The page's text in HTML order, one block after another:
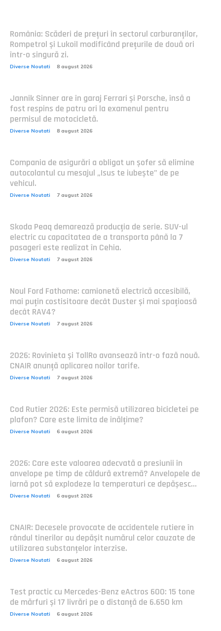
România: Scăderi de prețuri în sectorul carburanților,
Rompetrol și Lukoil modificând prețurile de două ori
într-o singură zi.
Diverse Noutati 8 august 2026
Jannik Sinner are în garaj Ferrari și Porsche, însă a
fost respins de patru ori la examenul pentru
permisul de motocicletă.
Diverse Noutati 8 august 2026
Compania de asigurări a obligat un șofer să elimine
autocolantul cu mesajul „Isus te iubește” de pe
vehicul.
Diverse Noutati 7 august 2026
Skoda Peaq demarează producția de serie. SUV-ul
electric cu capacitatea de a transporta până la 7
pasageri este realizat în Cehia.
Diverse Noutati 7 august 2026
Noul Ford Fathome: camionetă electrică accesibilă,
mai puțin costisitoare decât Duster și mai spațioasă
decât RAV4?
Diverse Noutati 7 august 2026
2026: Rovinieta și TollRo avansează într-o fază nouă.
CNAIR anunță aplicarea noilor tarife.
Diverse Noutati 7 august 2026
Cod Rutier 2026: Este permisă utilizarea bicicletei pe
plafon? Care este limita de înălțime?
Diverse Noutati 6 august 2026
2026: Care este valoarea adecvată a presiunii în
anvelope pe timp de căldură extremă? Anvelopele de
iarnă pot să explodeze la temperaturi ce depășesc...
Diverse Noutati 6 august 2026
CNAIR: Decesele provocate de accidentele rutiere în
rândul tinerilor au depășit numărul celor cauzate de
utilizarea substanțelor interzise.
Diverse Noutati 6 august 2026
Test practic cu Mercedes-Benz eActros 600: 15 tone
de mărfuri și 17 livrări pe o distanță de 6.650 km
Diverse Noutati 6 august 2026